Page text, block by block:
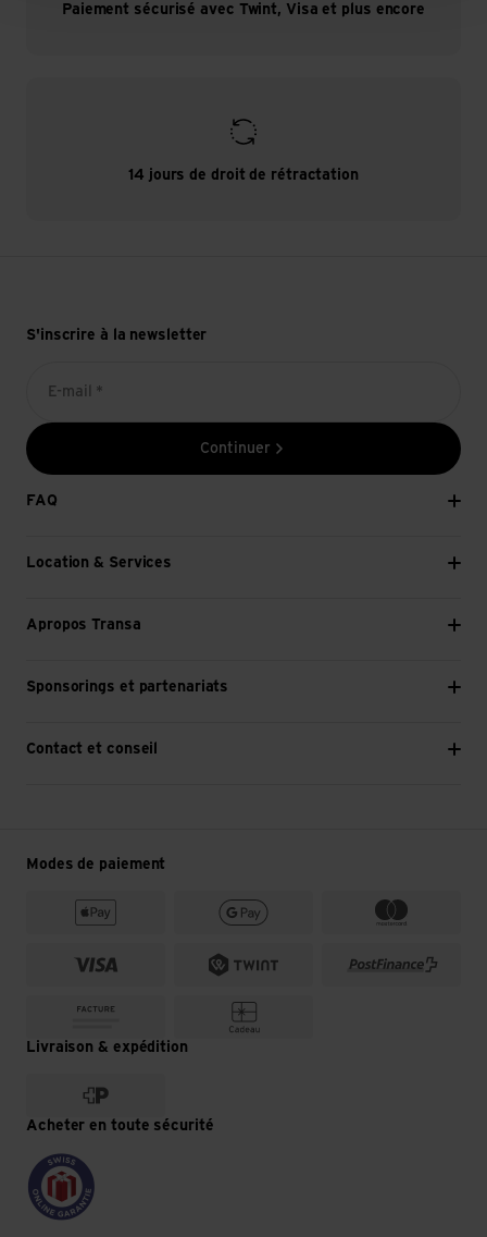
Paiement sécurisé avec Twint, Visa et plus encore
14 jours de droit de rétractation
S'inscrire à la newsletter
E-mail *
Continuer
FAQ
Location & Services
Apropos Transa
Sponsorings et partenariats
Contact et conseil
Modes de paiement
Livraison & expédition
Acheter en toute sécurité